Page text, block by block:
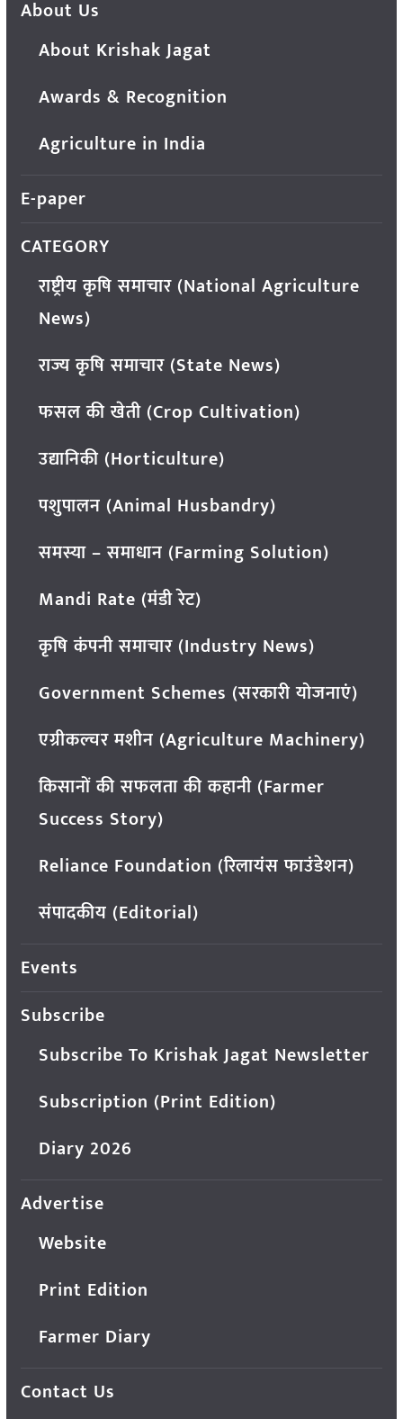
About Us
About Krishak Jagat
Awards & Recognition
Agriculture in India
E-paper
CATEGORY
राष्ट्रीय कृषि समाचार (National Agriculture
News)
राज्य कृषि समाचार (State News)
फसल की खेती (Crop Cultivation)
उद्यानिकी (Horticulture)
पशुपालन (Animal Husbandry)
समस्या – समाधान (Farming Solution)
Mandi Rate (मंडी रेट)
कृषि कंपनी समाचार (Industry News)
Government Schemes (सरकारी योजनाएं)
एग्रीकल्चर मशीन (Agriculture Machinery)
किसानों की सफलता की कहानी (Farmer
Success Story)
Reliance Foundation (रिलायंस फाउंडेशन)
संपादकीय (Editorial)
Events
Subscribe
Subscribe To Krishak Jagat Newsletter
Subscription (Print Edition)
Diary 2026
Advertise
Website
Print Edition
Farmer Diary
Contact Us